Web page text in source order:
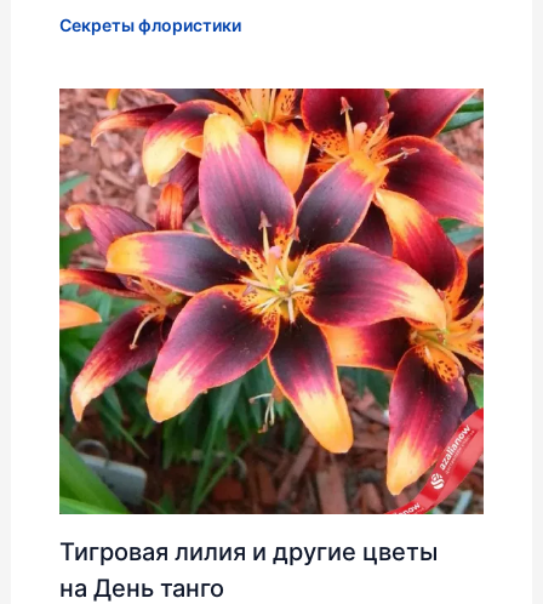
Секреты флористики
Тигровая лилия и другие цветы
на День танго